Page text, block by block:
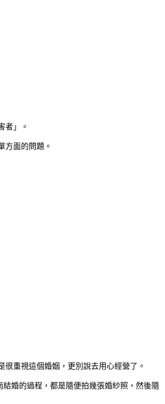
者」。
方面的問題。
重視這個婚姻，更別說去用心經營了。
婚的過程，都是隨便拍幾張婚紗照，然後隨